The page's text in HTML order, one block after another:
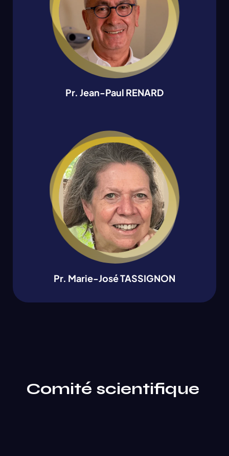
Pr. Jean-Paul RENARD
Pr. Marie-José TASSIGNON
Comité scientifique